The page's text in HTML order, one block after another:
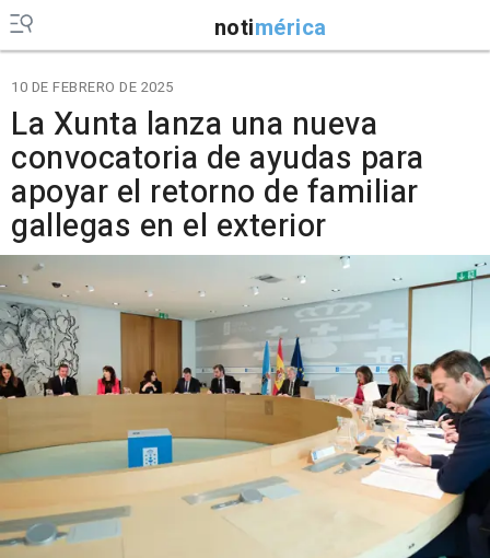
notimérica
10 DE FEBRERO DE 2025
La Xunta lanza una nueva
convocatoria de ayudas para
apoyar el retorno de familiar
gallegas en el exterior